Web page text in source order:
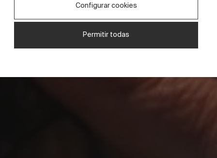
Configurar cookies
Permitir todas